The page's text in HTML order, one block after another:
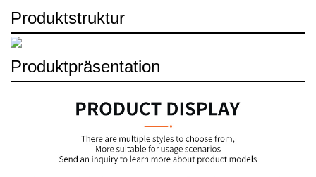
Produktstruktur
Produktpräsentation